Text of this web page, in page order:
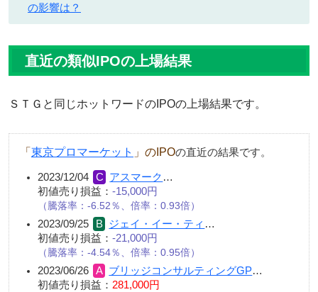
の影響は？
直近の類似IPOの上場結果
ＳＴＧと同じホットワードのIPOの上場結果です。
「東京プロマーケット 」のIPOの直近の結果です。
2023/12/04 アスマーク …
初値売り損益： -15,000円
（騰落率：-6.52％、倍率：0.93倍）
2023/09/25 ジェイ・イー・ティ …
初値売り損益： -21,000円
（騰落率：-4.54％、倍率：0.95倍）
2023/06/26 ブリッジコンサルティングGP…
初値売り損益： 281,000円